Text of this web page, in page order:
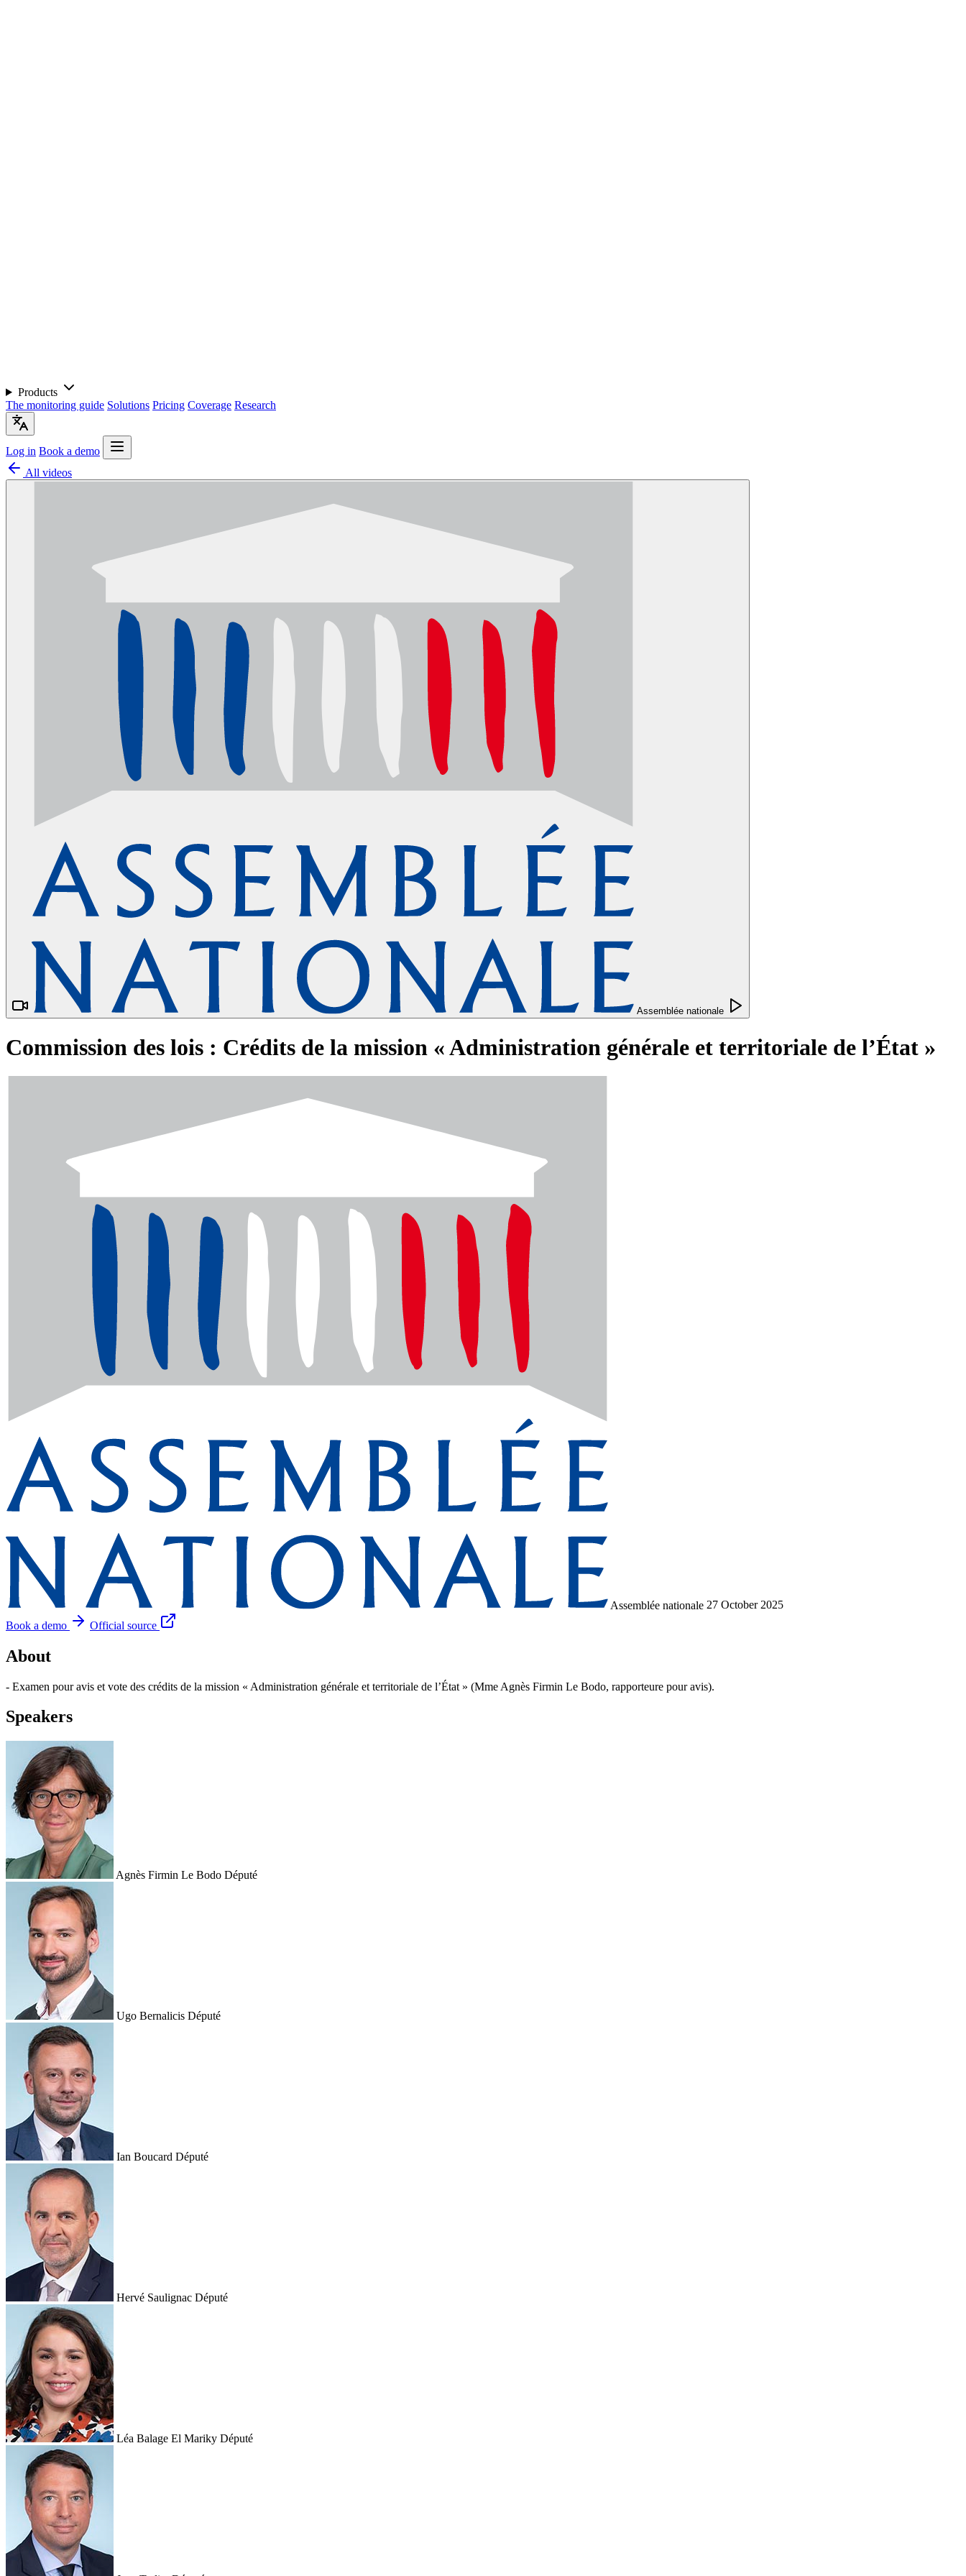
Products
The monitoring guide Solutions Pricing Coverage Research
Log in Book a demo
All videos
Assemblée nationale
Commission des lois : Crédits de la mission « Administration générale et territoriale de l’État »
Assemblée nationale 27 October 2025
Book a demo
Official source
About
- Examen pour avis et vote des crédits de la mission « Administration générale et territoriale de l’État » (Mme Agnès Firmin Le Bodo, rapporteure pour avis).
Speakers
Agnès Firmin Le Bodo Député
Ugo Bernalicis Député
Ian Boucard Député
Hervé Saulignac Député
Léa Balage El Mariky Député